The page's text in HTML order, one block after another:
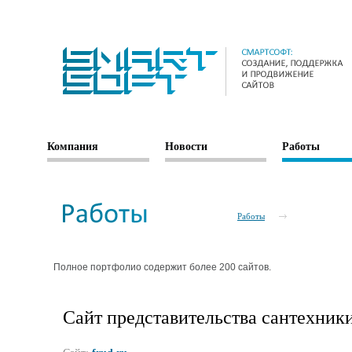
Компания Новости Работы
Работы
Полное портфолио содержит более 200 сайтов.
Сайт представительства